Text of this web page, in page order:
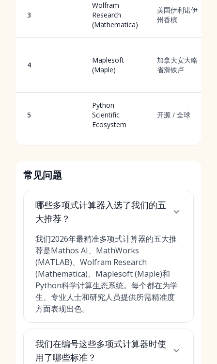
3
Wolfram
Research
(Mathematica)
美国伊利诺伊
州香槟
4
Maplesoft
(Maple)
加拿大安大略
省滑铁卢
5
Python
Scientific
Ecosystem
开源 / 全球
常见问题
哪些多项式计算器入选了我们的五
大推荐？
我们2026年最精准多项式计算器的五大推
荐是Mathos AI、MathWorks
(MATLAB)、Wolfram Research
(Mathematica)、Maplesoft (Maple)和
Python科学计算生态系统。每个都在为学
生、专业人士和研究人员提供所需精准度
方面表现出色。
我们在编号这些多项式计算器时使
用了哪些标准？